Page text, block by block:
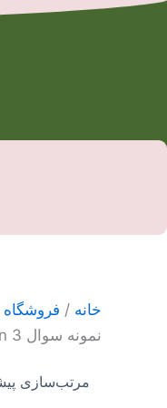
خانه / فروشگاه
نمونه سوال teen 2 teen 3 درس ۵ و ۶